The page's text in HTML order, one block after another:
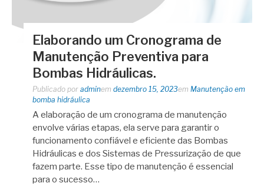
Elaborando um Cronograma de
Manutenção Preventiva para
Bombas Hidráulicas.
Publicado por adminem dezembro 15, 2023em Manutenção em
bomba hidráulica
A elaboração de um cronograma de manutenção
envolve várias etapas, ela serve para garantir o
funcionamento confiável e eficiente das Bombas
Hidráulicas e dos Sistemas de Pressurização de que
fazem parte. Esse tipo de manutenção é essencial
para o sucesso…